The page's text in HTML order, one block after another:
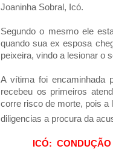
Joaninha Sobral, Icó.
Segundo o mesmo ele
quando sua ex esposa
peixeira, vindo a lesionar o
A vítima foi encaminhada
recebeu os primeiros
corre risco de morte, pois a
diligencias a procura da
ICÓ: CONDUÇÃO